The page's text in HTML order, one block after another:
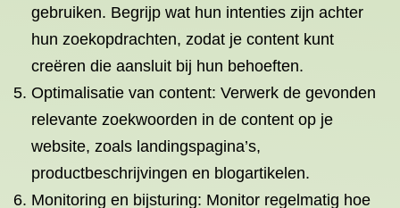
gebruiken. Begrijp wat hun intenties zijn achter
hun zoekopdrachten, zodat je content kunt
creëren die aansluit bij hun behoeften.
Optimalisatie van content: Verwerk de gevonden
relevante zoekwoorden in de content op je
website, zoals landingspagina’s,
productbeschrijvingen en blogartikelen.
Monitoring en bijsturing: Monitor regelmatig hoe